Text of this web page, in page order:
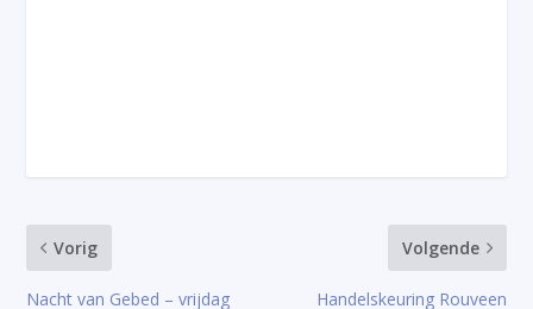
Vorig
Nacht van Gebed – vrijdag
Volgende
Handelskeuring Rouveen